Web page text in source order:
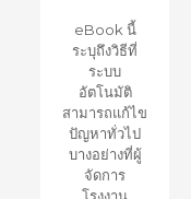
eBook นี้
ระบุถึงวิธีที่
ระบบ
อัตโนมัติ
สามารถแก้ไข
ปัญหาทั่วไป
บางอย่างที่ผู้
จัดการ